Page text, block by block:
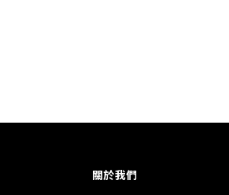
關於我們